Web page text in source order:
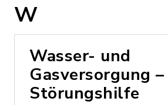
W
Wasser- und
Gasversorgung –
Störungshilfe